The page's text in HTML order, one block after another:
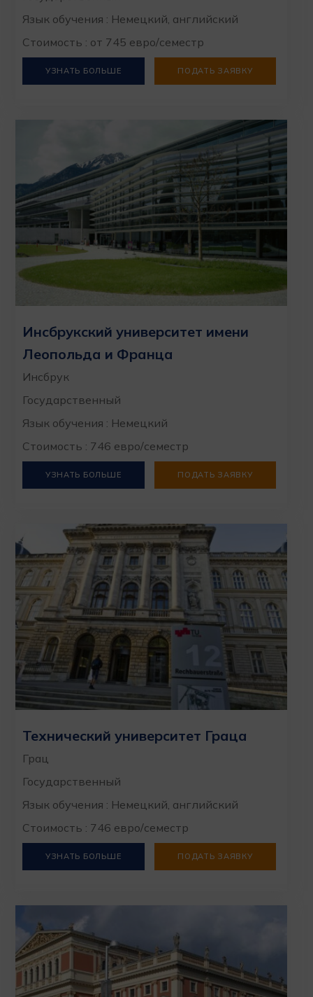
Язык обучения : Немецкий, английский
Стоимость : от 745 евро/семестр
УЗНАТЬ БОЛЬШЕ ПОДАТЬ ЗАЯВКУ
Инсбрукский университет имени
Леопольда и Франца
Инсбрук
Государственный
Язык обучения : Немецкий
Стоимость : 746 евро/семестр
УЗНАТЬ БОЛЬШЕ ПОДАТЬ ЗАЯВКУ
Технический университет Граца
Грац
Государственный
Язык обучения : Немецкий, английский
Стоимость : 746 евро/семестр
УЗНАТЬ БОЛЬШЕ ПОДАТЬ ЗАЯВКУ